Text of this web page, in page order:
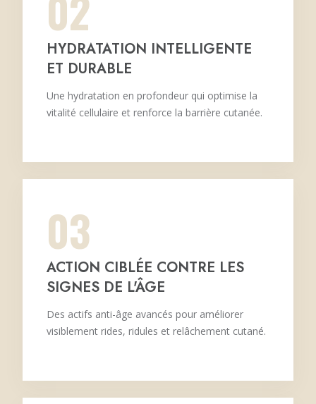
HYDRATATION INTELLIGENTE
ET DURABLE
Une hydratation en profondeur qui optimise la
vitalité cellulaire et renforce la barrière cutanée.
03
ACTION CIBLÉE CONTRE LES
SIGNES DE L'ÂGE
Des actifs anti-âge avancés pour améliorer
visiblement rides, ridules et relâchement cutané.